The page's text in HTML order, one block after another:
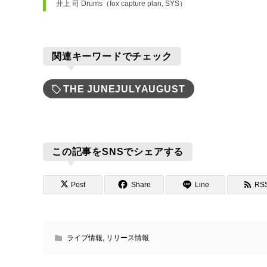
井上 司 Drums（fox capture plan, SYS）
関連キーワードでチェック
THE JUNEJULYAUGUST
この記事をSNSでシェアする
Post Share Line
ライブ情報, リリース情報